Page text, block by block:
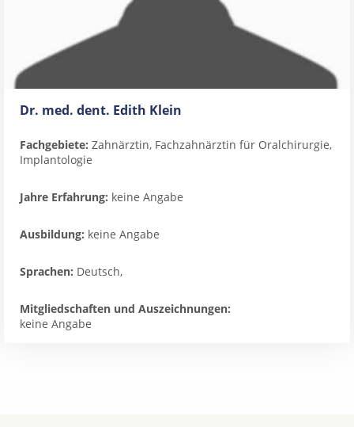
Dr. med. dent. Edith Klein
Fachgebiete: Zahnärztin, Fachzahnärztin für Oralchirurgie,
Implantologie
Jahre Erfahrung: keine Angabe
Ausbildung: keine Angabe
Sprachen: Deutsch,
Mitgliedschaften und Auszeichnungen:
keine Angabe